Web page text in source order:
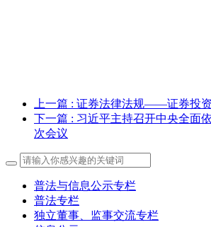
上一篇 : 证券法律法规——证券投
下一篇 : 习近平主持召开中央全面
次会议
普法与信息公示专栏
普法专栏
独立董事、监事交流专栏